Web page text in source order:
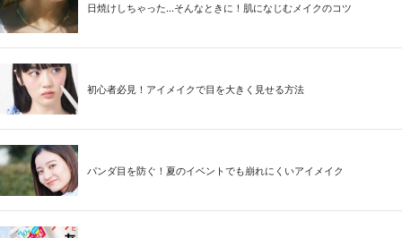
日焼けしちゃった...そんなときに！肌になじむメイクのコツ
初心者必見！アイメイクで目を大きく見せる方法
パンダ目を防ぐ！夏のイベントでも崩れにくいアイメイク